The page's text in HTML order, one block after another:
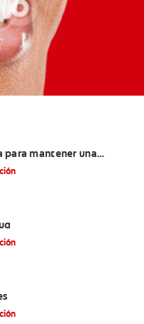
para mantener una